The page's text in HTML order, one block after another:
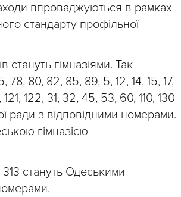
впроваджуються в рамках
стандарту профільної
гімназіями. Так
80, 82, 85, 89, 5, 12, 14, 15, 17,
122, 31, 32, 45, 53, 60, 110, 130
ради з відповідними номерами.
гімназією
стануть Одеськими